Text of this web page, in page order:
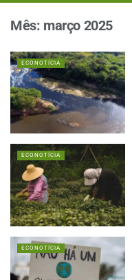
Mês: março 2025
ECONOTÍCIA
ECONOTÍCIA
ECONOTÍCIA